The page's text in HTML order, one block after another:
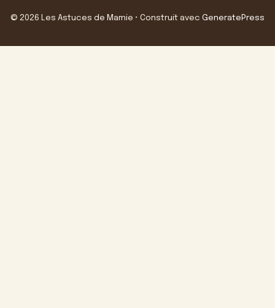
© 2026 Les Astuces de Mamie • Construit avec GeneratePress